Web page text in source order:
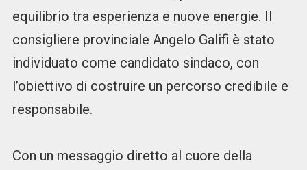
equilibrio tra esperienza e nuove energie. Il
consigliere provinciale Angelo Galifi è stato
individuato come candidato sindaco, con
l’obiettivo di costruire un percorso credibile e
responsabile.
Con un messaggio diretto al cuore della